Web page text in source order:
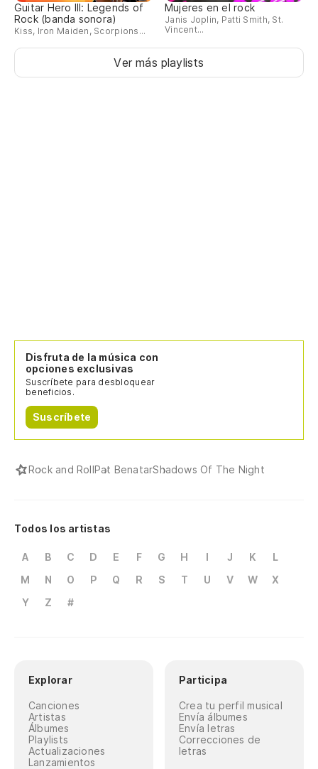
Guitar Hero III: Legends of
Rock (banda sonora)
Kiss, Iron Maiden, Scorpions...
Mujeres en el rock
Janis Joplin, Patti Smith, St.
Vincent...
Ver más playlists
Disfruta de la música con
opciones exclusivas
Suscríbete para desbloquear
beneficios.
Suscríbete
Rock and RollPat BenatarShadows Of The Night
Todos los artistas
A B C D E F G H I J K
L
M
N O P Q R S T U V W
X
Y
Z #
Explorar
Canciones
Artistas
Álbumes
Playlists
Actualizaciones
Lanzamientos
Participa
Crea tu perfil musical
Envía álbumes
Envía letras
Correcciones de
letras